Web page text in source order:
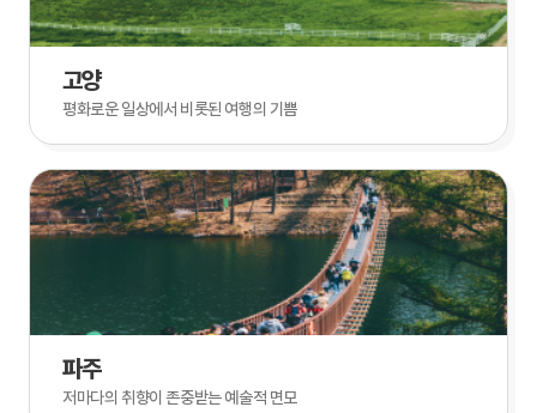
고양
평화로운 일상에서 비롯된 여행의 기쁨
파주
저마다의 취향이 존중받는 예술적 면모